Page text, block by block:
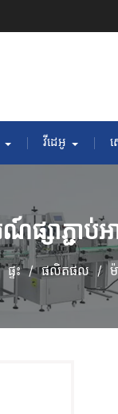
វីដេអូ ស
ណ៍ផ្សាភ្ជា
ផ្ទះ ផលិតផល